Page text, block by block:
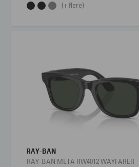
(+ flere)
RAY-BAN
RAY-BAN META RW4012 WAYFARER